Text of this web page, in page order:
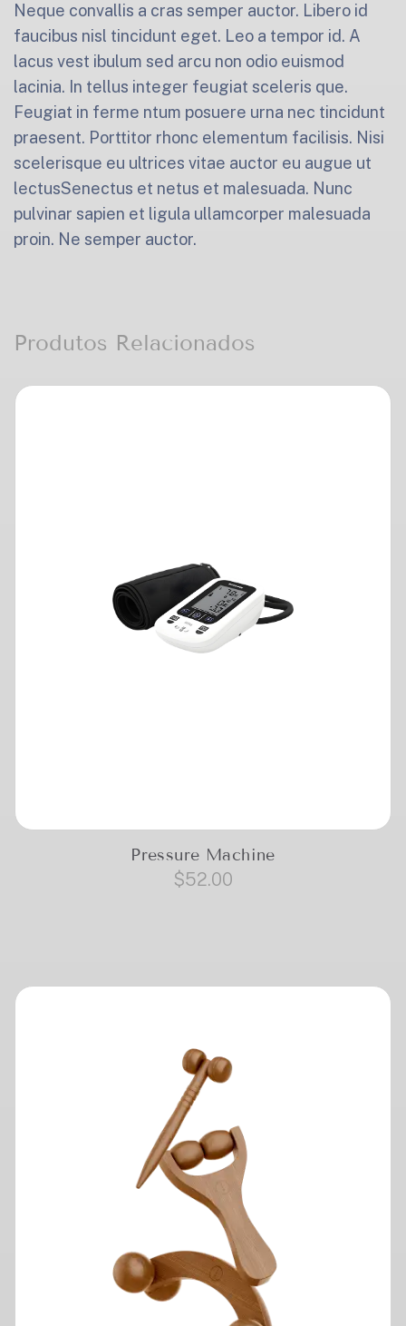
Neque convallis a cras semper auctor. Libero id
faucibus nisl tincidunt eget. Leo a tempor id. A
lacus vest ibulum sed arcu non odio euismod
lacinia. In tellus integer feugiat sceleris que.
Feugiat in ferme ntum posuere urna nec tincidunt
praesent. Porttitor rhonc elementum facilisis. Nisi
scelerisque eu ultrices vitae auctor eu augue ut
lectusSenectus et netus et malesuada. Nunc
pulvinar sapien et ligula ullamcorper malesuada
proin. Ne semper auctor.
Produtos Relacionados
Pressure Machine
$52.00